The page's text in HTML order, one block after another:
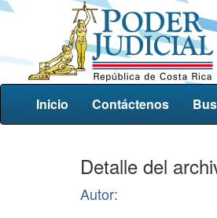
Inicio Contáctenos
Detalle del
Autor: